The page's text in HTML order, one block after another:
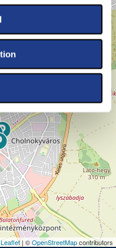
Leaflet| ©OpenStreetMapcontributors